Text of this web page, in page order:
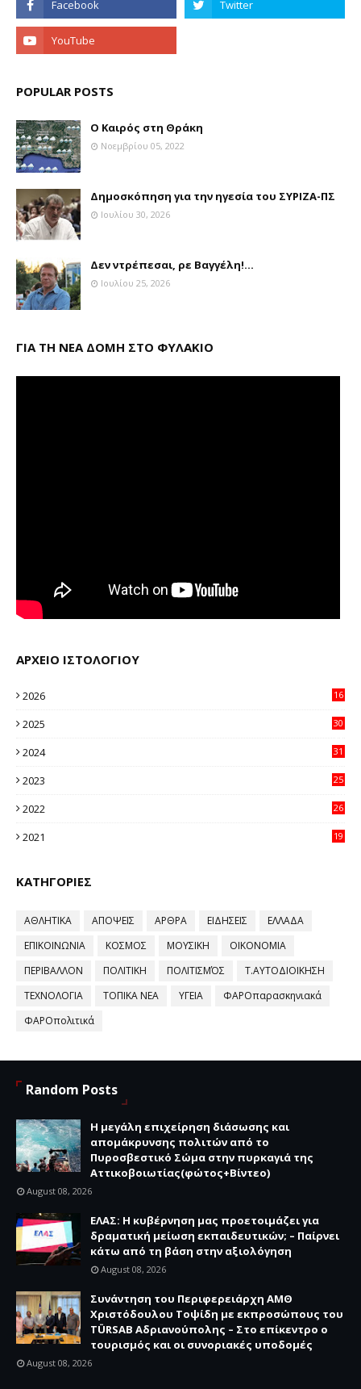
POPULAR POSTS
Ο Καιρός στη Θράκη
Νοεμβρίου 05, 2022
Δημοσκόπηση για την ηγεσία του ΣΥΡΙΖΑ-ΠΣ
Ιουλίου 30, 2026
Δεν ντρέπεσαι, ρε Βαγγέλη!...
Ιουλίου 25, 2026
ΓΙΑ ΤΗ ΝΕΑ ΔΟΜΗ ΣΤΟ ΦΥΛΑΚΙΟ
ΑΡΧΕΙΟ ΙΣΤΟΛΟΓΙΟΥ
2026
16
2025
30
2024
31
2023
25
2022
26
2021
19
ΚΑΤΗΓΟΡΙΕΣ
ΑΘΛΗΤΙΚΑ ΑΠΟΨΕΙΣ ΑΡΘΡΑ ΕΙΔΗΣΕΙΣ
ΕΛΛΑΔΑ
ΕΠΙΚΟΙΝΩΝΙΑ
ΚΟΣΜΟΣ ΜΟΥΣΙΚΗ
ΟΙΚΟΝΟΜΙΑ
ΠΕΡΙΒΑΛΛΟΝ
ΠΟΛΙΤΙΚΗ ΠΟΛΙΤΙΣΜΌΣ
Τ.ΑΥΤΟΔΙΟΙΚΗΣΗ
ΤΕΧΝΟΛΟΓΙΑ
ΤΟΠΙΚΑ ΝΕΑ ΥΓΕΙΑ
ΦΑΡΟπαρασκηνιακά
ΦΑΡΟπολιτικά
Random Posts
Η μεγάλη επιχείρηση διάσωσης και
απομάκρυνσης πολιτών από το
Πυροσβεστικό Σώμα στην πυρκαγιά της
Αττικοβοιωτίας(φώτος+Βίντεο)
August 08, 2026
ΕΛΑΣ: Η κυβέρνηση μας προετοιμάζει για
δραματική μείωση εκπαιδευτικών; – Παίρνει
κάτω από τη βάση στην αξιολόγηση
August 08, 2026
Συνάντηση του Περιφερειάρχη ΑΜΘ
Χριστόδουλου Τοψίδη με εκπροσώπους του
TÜRSAB Αδριανούπολης – Στο επίκεντρο ο
τουρισμός και οι συνοριακές υποδομές
August 08, 2026